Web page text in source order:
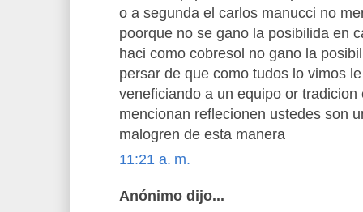
o a segunda el carlos manucci no
poorque no se gano la posibilida en
haci como cobresol no gano la
persar de que como tudos lo vimos
veneficiando a un equipo or tradicion
mencionan reflecionen ustedes son
malogren de esta manera
11:21 a. m.
Anónimo dijo...